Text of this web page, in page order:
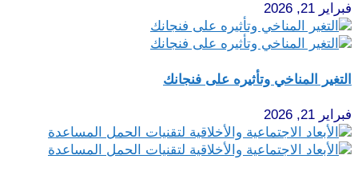
فبراير 21, 2026
التغير المناخي وتأثيره على فنجانك
فبراير 21, 2026